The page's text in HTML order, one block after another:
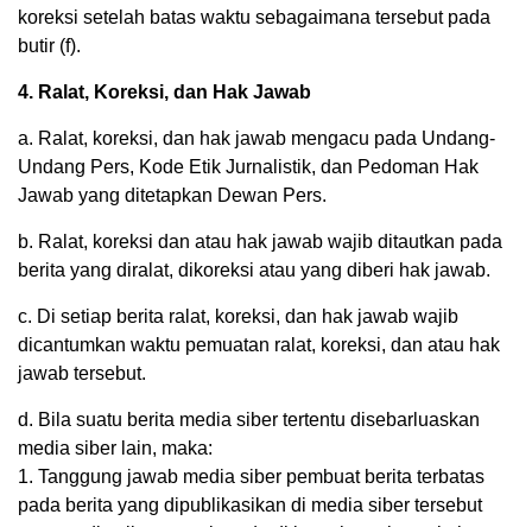
koreksi setelah batas waktu sebagaimana tersebut pada
butir (f).
4. Ralat, Koreksi, dan Hak Jawab
a. Ralat, koreksi, dan hak jawab mengacu pada Undang-
Undang Pers, Kode Etik Jurnalistik, dan Pedoman Hak
Jawab yang ditetapkan Dewan Pers.
b. Ralat, koreksi dan atau hak jawab wajib ditautkan pada
berita yang diralat, dikoreksi atau yang diberi hak jawab.
c. Di setiap berita ralat, koreksi, dan hak jawab wajib
dicantumkan waktu pemuatan ralat, koreksi, dan atau hak
jawab tersebut.
d. Bila suatu berita media siber tertentu disebarluaskan
media siber lain, maka:
1. Tanggung jawab media siber pembuat berita terbatas
pada berita yang dipublikasikan di media siber tersebut